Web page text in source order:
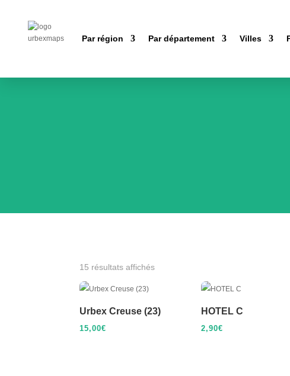
Par région Par département Villes
15 résultats affichés
Urbex Creuse (23)
15,00€
HOTEL C
2,90€